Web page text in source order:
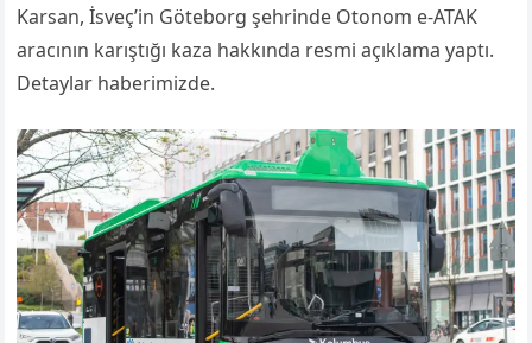
Karsan, İsveç’in Göteborg şehrinde Otonom e-ATAK
aracının karıştığı kaza hakkında resmi açıklama yaptı.
Detaylar haberimizde.